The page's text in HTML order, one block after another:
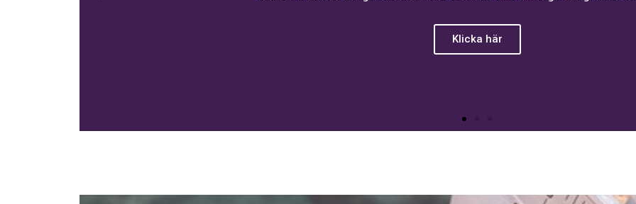
Pacer Pedometer är det självklara valet för dig som vill räkna
Klicka här